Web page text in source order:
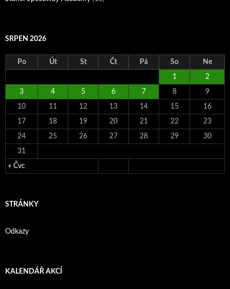
SRPEN 2026
Po Út St Čt Pá So Ne
« Čvc
1 2
3 4 5 6 7 8 9
10 11 12 13 14 15 16
17 18 19 20 21 22 23
24 25 26 27 28 29 30
31
STRÁNKY
Odkazy
KALENDÁŘ AKCÍ